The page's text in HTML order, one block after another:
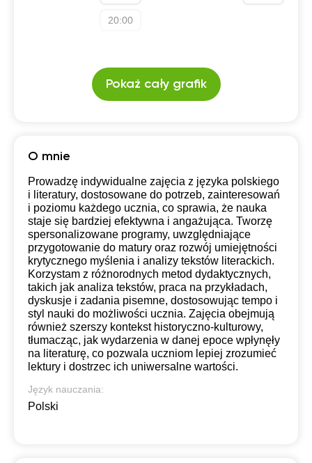
20:00
Pokaż cały grafik
O mnie
Prowadzę indywidualne zajęcia z języka polskiego
i literatury, dostosowane do potrzeb, zainteresowań
i poziomu każdego ucznia, co sprawia, że nauka
staje się bardziej efektywna i angażująca. Tworzę
spersonalizowane programy, uwzględniające
przygotowanie do matury oraz rozwój umiejętności
krytycznego myślenia i analizy tekstów literackich.
Korzystam z różnorodnych metod dydaktycznych,
takich jak analiza tekstów, praca na przykładach,
dyskusje i zadania pisemne, dostosowując tempo i
styl nauki do możliwości ucznia. Zajęcia obejmują
również szerszy kontekst historyczno-kulturowy,
tłumacząc, jak wydarzenia w danej epoce wpłynęły
na literaturę, co pozwala uczniom lepiej zrozumieć
lektury i dostrzec ich uniwersalne wartości.
Język nauczania:
Polski